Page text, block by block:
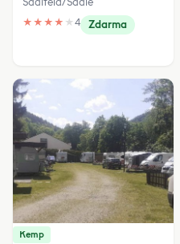
★ ★ ★ ★ ★ 4 Zdarma
Kemp